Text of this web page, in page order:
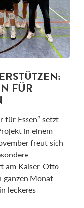
FÜR
für Essen“ setzt
in einem
freut sich
am Kaiser-Otto-
ganzen Monat
leckeres